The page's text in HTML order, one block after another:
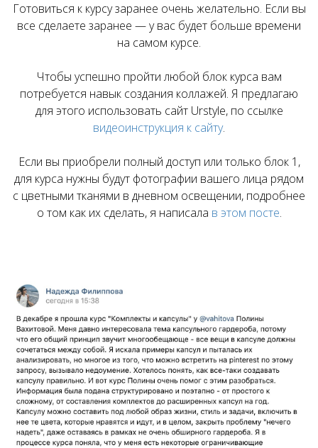
Готовиться к курсу заранее очень желательно. Если вы
все сделаете заранее — у вас будет больше времени
на самом курсе.
Чтобы успешно пройти любой блок курса вам
потребуется навык создания коллажей. Я предлагаю
для этого использовать сайт Urstyle, по ссылке
видеоинструкция к сайту.
Если вы приобрели полный доступ или только блок 1,
для курса нужны будут фотографии вашего лица рядом
с цветными тканями в дневном освещении, подробнее
о том как их сделать, я написала в этом посте.